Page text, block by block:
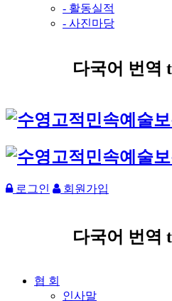
- 활동실적
- 사진마당
다국어 번역
로그인 회원가입
다국어 번역
협 회
인사말